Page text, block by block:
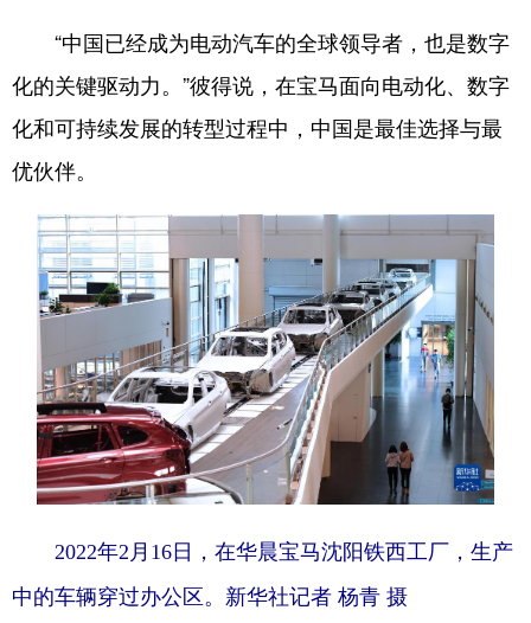
“中国已经成为电动汽车的全球领导者，也是数字
化的关键驱动力。”彼得说，在宝马面向电动化、数字
化和可持续发展的转型过程中，中国是最佳选择与最
优伙伴。
2022年2月16日，在华晨宝马沈阳铁西工厂，生产
中的车辆穿过办公区。新华社记者 杨青 摄